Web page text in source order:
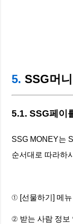
5. SSG머
5.1. SSG페이
SSG MONEY는
순서대로 따라하
① [선물하기] 메뉴
② 받는 사람 정보